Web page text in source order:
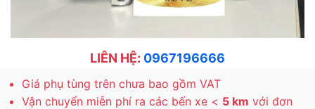
LIÊN HỆ: 0967196666
Giá phụ tùng trên chưa bao gồm VAT
Vận chuyển miễn phí ra các bến xe < 5 km với đơn